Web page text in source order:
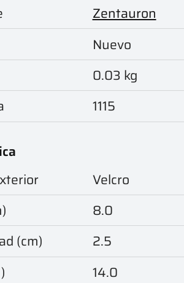
Zentauron
Nuevo
0.03 kg
1115
Velcro
8.0
(cm)
2.5
14.0